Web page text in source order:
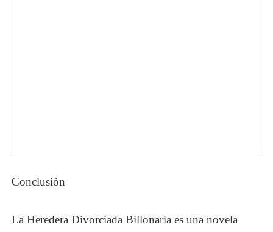
Conclusión
La Heredera Divorciada Billonaria es una novela